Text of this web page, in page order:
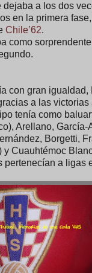
a los dos
en la primera
Chile’62.
como
con gran igualdad,
a las
tenía como
Arellano, García-
Borgetti,
y Cuauhtémoc
pertenecían a ligas